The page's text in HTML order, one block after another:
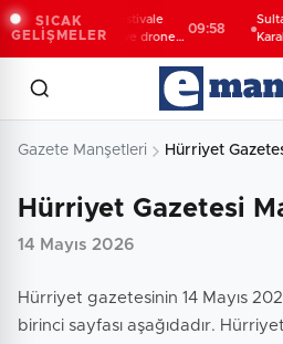
SICAK
GELİŞMELER
Taş Bina'da festivale
video mapping ve drone
09:58
Gazete Manşetleri Hürriyet
Hürriyet Gazetesi
14 Mayıs 2026
Hürriyet gazetesinin 14 Mayıs
birinci sayfası aşağıdadır.